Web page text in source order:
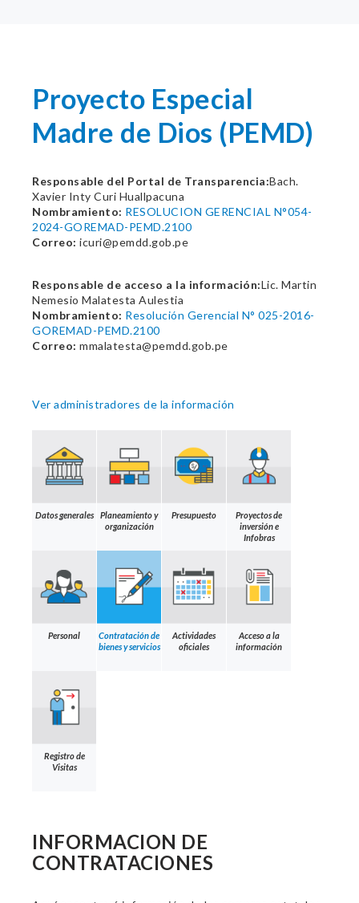
Proyecto Especial
Madre de Dios (PEMD)
Responsable del Portal de Transparencia:Bach.
Xavier Inty Curi Huallpacuna
Nombramiento: RESOLUCION GERENCIAL N°054-
2024-GOREMAD-PEMD.2100
Correo: icuri@pemdd.gob.pe
Responsable de acceso a la información:Lic. Martin
Nemesio Malatesta Aulestia
Nombramiento: Resolución Gerencial N° 025-2016-
GOREMAD-PEMD.2100
Correo: mmalatesta@pemdd.gob.pe
Ver administradores de la información
Datos generales
Planeamiento y
organización
Presupuesto
Proyectos de
inversión e
Infobras
Personal
Contratación de
bienes y servicios
Actividades
oficiales
Acceso a la
información
Registro de
Visitas
INFORMACION DE
CONTRATACIONES